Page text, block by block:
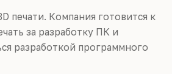
печати. Компания готовится к
за разработку ПК и
разработкой программного